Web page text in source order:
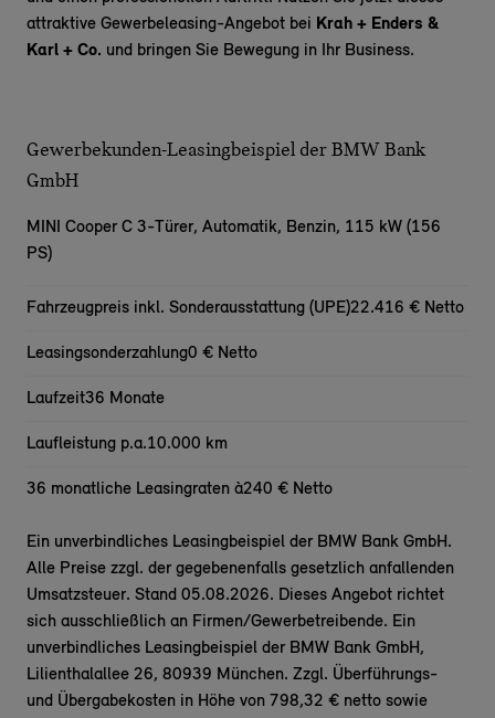
attraktive Gewerbeleasing-Angebot bei Krah + Enders &
Karl + Co. und bringen Sie Bewegung in Ihr Business.
Gewerbekunden-Leasingbeispiel der BMW Bank
GmbH
MINI Cooper C 3-Türer, Automatik, Benzin, 115 kW (156
PS)
Fahrzeugpreis inkl. Sonderausstattung (UPE)22.416 € Netto
Leasingsonderzahlung0 € Netto
Laufzeit36 Monate
Laufleistung p.a.10.000 km
36 monatliche Leasingraten à240 € Netto
Ein unverbindliches Leasingbeispiel der BMW Bank GmbH.
Alle Preise zzgl. der gegebenenfalls gesetzlich anfallenden
Umsatzsteuer. Stand 05.08.2026. Dieses Angebot richtet
sich ausschließlich an Firmen/Gewerbetreibende. Ein
unverbindliches Leasingbeispiel der BMW Bank GmbH,
Lilienthalallee 26, 80939 München. Zzgl. Überführungs-
und Übergabekosten in Höhe von 798,32 € netto sowie